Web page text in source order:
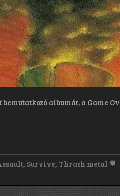
albumát, a Game
, Survive, Thrash metal